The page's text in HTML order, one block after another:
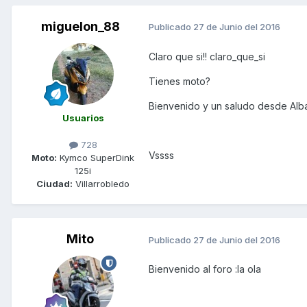
miguelon_88
Usuarios
728
Moto: Kymco SuperDink
125i
Ciudad: Villarrobledo
Publicado 27 de Junio del 2016
Claro que si!! claro_que_si
Tienes moto?
Bienvenido y un saludo desde
Vssss
Mito Publicado 27 de Junio del 2016
Bienvenido al foro :la ola